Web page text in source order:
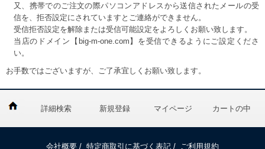
又、携帯でのご注文の際パソコンアドレスから送信されたメールの受
信を、拒否設定にされていますとご連絡ができません。
受信拒否設定を解除または受信可能設定をよろしくお願い致します。
当店のドメイン【big-m-one.com】を受信できるようにご設定くださ
い。
お手数ではございますが、ご了承宜しくお願い致します。
詳細検索 新規登録 マイページ カートの中
会社概要 / 特定商取引に基づく表記 / ご利用規約